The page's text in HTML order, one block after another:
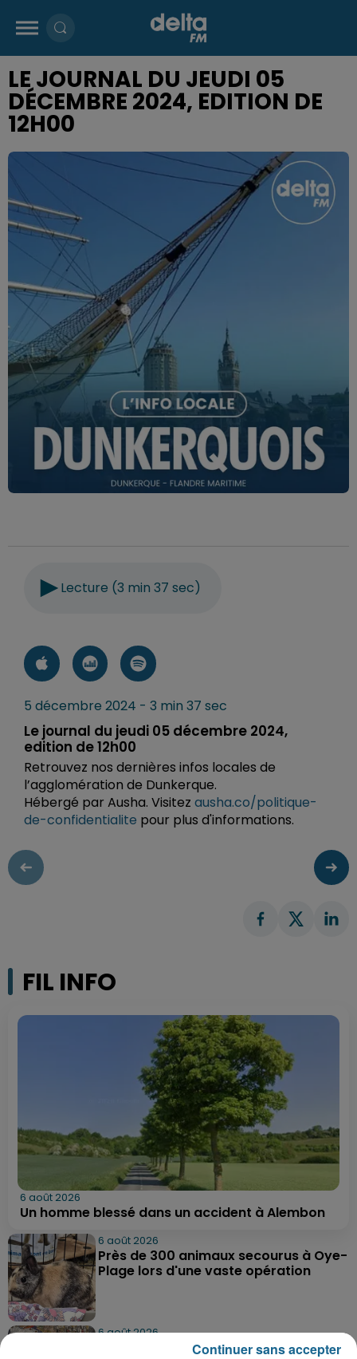
LE JOURNAL DU JEUDI 05
DÉCEMBRE 2024, EDITION DE
12H00
Lecture (3 min 37 sec)
5 décembre 2024 - 3 min 37 sec
Le journal du jeudi 05 décembre 2024,
edition de 12h00
Retrouvez nos dernières infos locales de
l’agglomération de Dunkerque.
Hébergé par Ausha. Visitez ausha.co/politique-
de-confidentialite pour plus d'informations.
FIL INFO
6 août 2026
Un homme blessé dans un accident à Alembon
6 août 2026
Près de 300 animaux secourus à Oye-
Plage lors d'une vaste opération
6 août 2026
Dunkerque : dix jeunes vont parcourir
Continuer sans accepter